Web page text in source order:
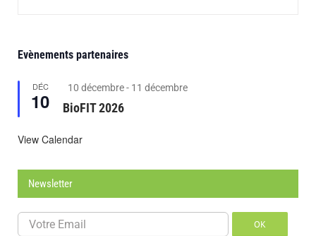
Evènements partenaires
DÉC
10
Featured
10 décembre- 11 décembre
BioFIT 2026
View Calendar
Newsletter
OK